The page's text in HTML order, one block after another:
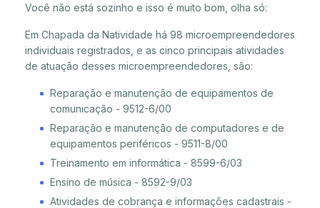
Você não está sozinho e isso é muito bom, olha só:
Em Chapada da Natividade há 98 microempreendedores
individuais registrados, e as cinco principais atividades
de atuação desses microempreendedores, são:
Reparação e manutenção de equipamentos de
comunicação - 9512-6/00
Reparação e manutenção de computadores e de
equipamentos periféricos - 9511-8/00
Treinamento em informática - 8599-6/03
Ensino de música - 8592-9/03
Atividades de cobrança e informações cadastrais -